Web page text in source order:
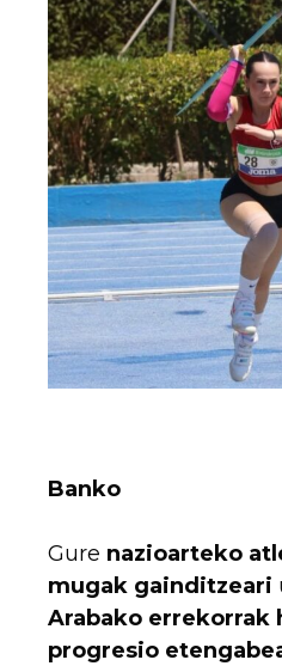
Banko
Gure nazioarteko
mugak gainditzeari
Arabako errekorrak
progresio